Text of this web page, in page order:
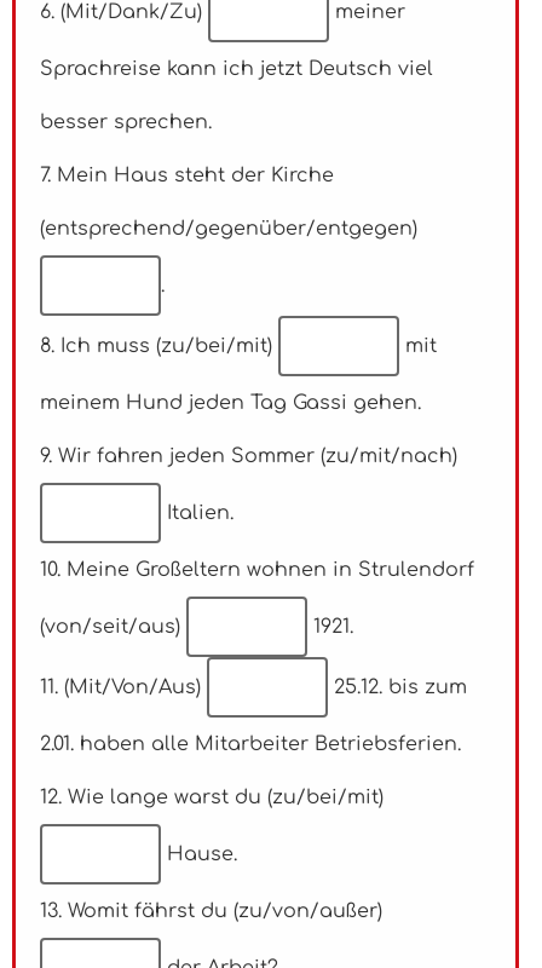
6. (Mit/Dank/Zu) meiner
Sprachreise kann ich jetzt Deutsch viel
besser sprechen.
7. Mein Haus steht der Kirche
(entsprechend/gegenüber/entgegen)
.
8. Ich muss (zu/bei/mit) mit
meinem Hund jeden Tag Gassi gehen.
9. Wir fahren jeden Sommer (zu/mit/nach)
Italien.
10. Meine Großeltern wohnen in Strulendorf
(von/seit/aus) 1921.
11. (Mit/Von/Aus) 25.12. bis zum
2.01. haben alle Mitarbeiter Betriebsferien.
12. Wie lange warst du (zu/bei/mit)
Hause.
13. Womit fährst du (zu/von/außer)